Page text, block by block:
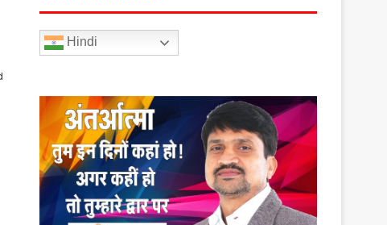
Hindi